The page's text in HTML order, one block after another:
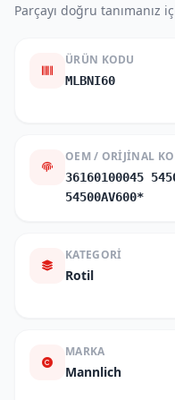
Parçayı doğru tanımanız
ÜRÜN KODU
MLBNI60
OEM / ORIJINAL
36160100045
54500AV600*
KATEGORI
Rotil
MARKA
Mannlich